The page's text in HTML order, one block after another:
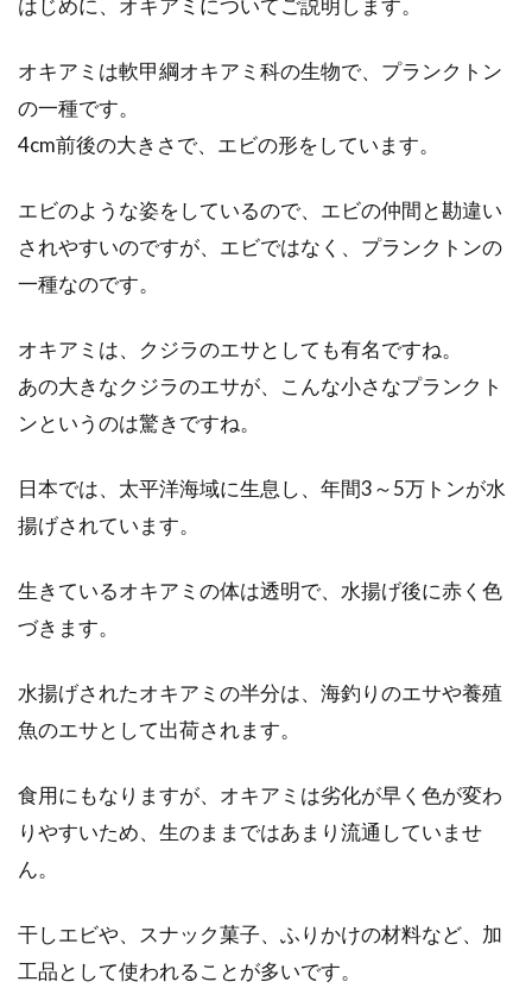
ツ。なんとなく、葉野菜は低カロリーなイメー
おいしく作ろう！生姜と味噌をつか
おにぎりに生姜と味噌。白米を圧倒しそうな具
味噌漬けの作り方が知りたい！あん
しく作る！うどんのレシピ
が人気です。しかし、コンロ調理のように煮詰
めたり、...
じゃがいもと玉ねぎを大量に保存し
ておく方法を伝授します
はじめに、オキアミについてご説明します。
オキアミは軟甲綱オキアミ科の生物で、プランクトン
の一種です。
4cm前後の大きさで、エビの形をしています。
エビのような姿をしているので、エビの仲間と勘違い
されやすいのですが、エビではなく、プランクトンの
一種なのです。
オキアミは、クジラのエサとしても有名ですね。
あの大きなクジラのエサが、こんな小さなプランクト
ンというのは驚きですね。
日本では、太平洋海域に生息し、年間3～5万トンが水
揚げされています。
生きているオキアミの体は透明で、水揚げ後に赤く色
づきます。
水揚げされたオキアミの半分は、海釣りのエサや養殖
魚のエサとして出荷されます。
食用にもなりますが、オキアミは劣化が早く色が変わ
りやすいため、生のままではあまり流通していませ
ん。
干しエビや、スナック菓子、ふりかけの材料など、加
工品として使われることが多いです。